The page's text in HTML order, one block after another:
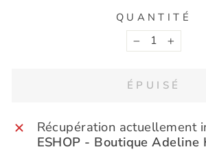
QUANTITÉ
− +
ÉPUISÉ
Récupération actuellement
ESHOP - Boutique Adeline